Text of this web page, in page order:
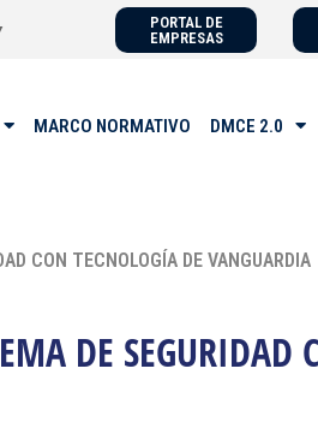
PORTAL DE
EMPRESAS
MARCO NORMATIVO DMCE 2.0
CON TECNOLOGÍA DE VANGUARDIA
DE SEGURIDAD